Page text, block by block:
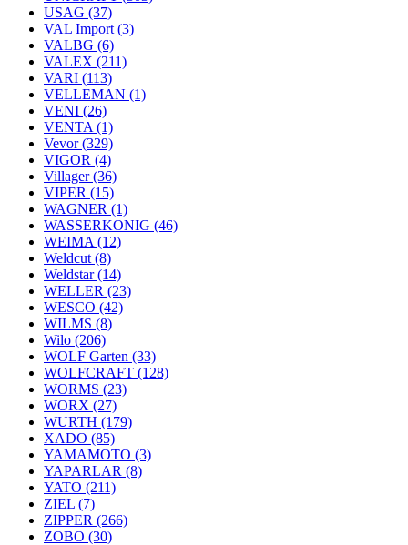
USAG (37)
VAL Import (3)
VALBG (6)
VALEX (211)
VARI (113)
VELLEMAN (1)
VENI (26)
VENTA (1)
Vevor(329)
VIGOR (4)
Villager(36)
VIPER (15)
WAGNER (1)
WASSERKONIG (46)
WEIMA (12)
Weldcut (8)
Weldstar(14)
WELLER (23)
WESCO (42)
WILMS (8)
Wilo (206)
WOLF Garten (33)
WOLFCRAFT (128)
WORMS (23)
WORX (27)
WURTH (179)
XADO (85)
YAMAMOTO (3)
YAPARLAR (8)
YATO (211)
ZIEL (7)
ZIPPER (266)
ZOBO (30)